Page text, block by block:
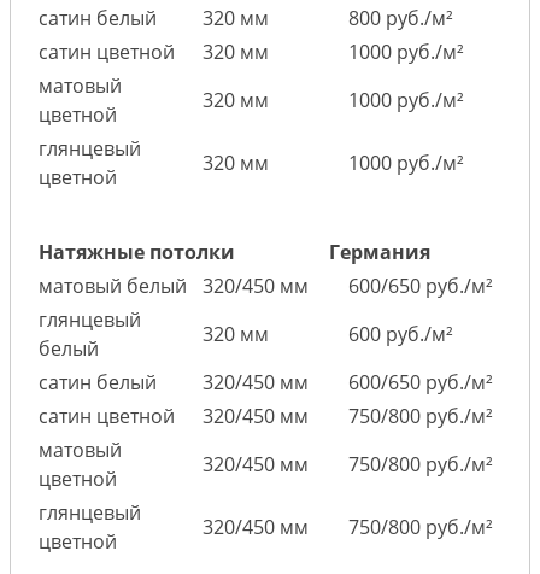
сатин белый
320 мм
800 руб./м²
сатин цветной
320 мм
1000 руб./м²
матовый
цветной
320 мм
1000 руб./м²
глянцевый
цветной
320 мм 1000 руб./м²
Натяжные потолки
Германия
матовый белый
320/450 мм
600/650 руб./м²
глянцевый
белый
320 мм
600 руб./м²
сатин белый
320/450 мм
600/650 руб./м²
сатин цветной
320/450 мм
750/800 руб./м²
матовый
цветной
320/450 мм
750/800 руб./м²
глянцевый
цветной
320/450 мм 750/800 руб./м²